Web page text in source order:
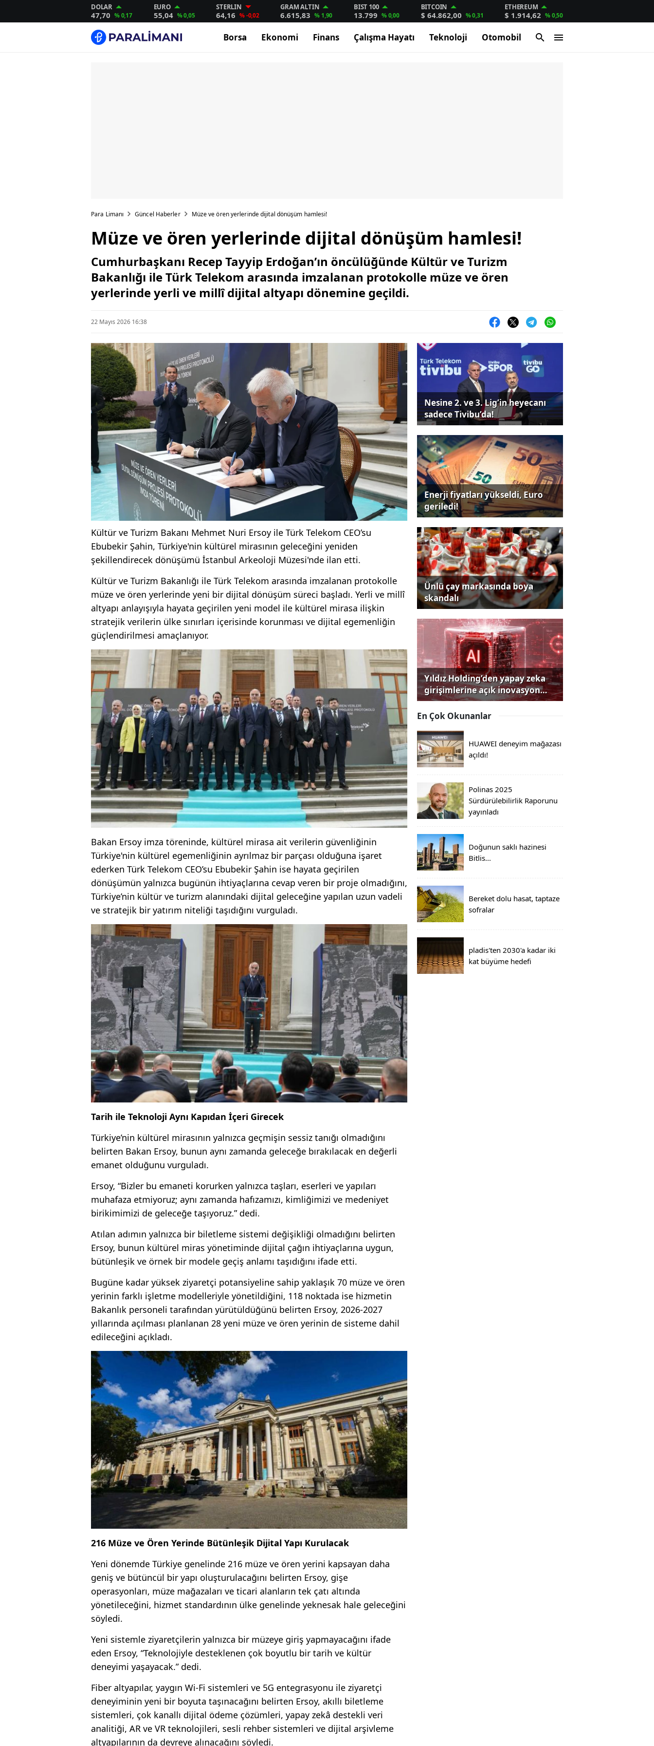
DOLAR
47,70 % 0,17
EURO
55,04 % 0,05
STERLIN
64,16 % -0,02
GRAM ALTIN
6.615,83 % 1,90
BIST 100
13.799 % 0,00
BITCOIN
$ 64.862,00 % 0,31
ETHEREUM
$ 1.914,62 % 0,50
Borsa Ekonomi Finans Çalışma Hayatı Teknoloji Otomobil
Para Limanı Güncel Haberler Müze ve ören yerlerinde dijital dönüşüm hamlesi!
Müze ve ören yerlerinde dijital dönüşüm hamlesi!
Cumhurbaşkanı Recep Tayyip Erdoğan’ın öncülüğünde Kültür ve Turizm
Bakanlığı ile Türk Telekom arasında imzalanan protokolle müze ve ören
yerlerinde yerli ve millî dijital altyapı dönemine geçildi.
22 Mayıs 2026 16:38
Kültür ve Turizm Bakanı Mehmet Nuri Ersoy ile Türk Telekom CEO’su
Ebubekir Şahin, Türkiye'nin kültürel mirasının geleceğini yeniden
şekillendirecek dönüşümü İstanbul Arkeoloji Müzesi'nde ilan etti.
Kültür ve Turizm Bakanlığı ile Türk Telekom arasında imzalanan protokolle
müze ve ören yerlerinde yeni bir dijital dönüşüm süreci başladı. Yerli ve millî
altyapı anlayışıyla hayata geçirilen yeni model ile kültürel mirasa ilişkin
stratejik verilerin ülke sınırları içerisinde korunması ve dijital egemenliğin
güçlendirilmesi amaçlanıyor.
Bakan Ersoy imza töreninde, kültürel mirasa ait verilerin güvenliğinin
Türkiye'nin kültürel egemenliğinin ayrılmaz bir parçası olduğuna işaret
ederken Türk Telekom CEO’su Ebubekir Şahin ise hayata geçirilen
dönüşümün yalnızca bugünün ihtiyaçlarına cevap veren bir proje olmadığını,
Türkiye’nin kültür ve turizm alanındaki dijital geleceğine yapılan uzun vadeli
ve stratejik bir yatırım niteliği taşıdığını vurguladı.
Tarih ile Teknoloji Aynı Kapıdan İçeri Girecek
Türkiye’nin kültürel mirasının yalnızca geçmişin sessiz tanığı olmadığını
belirten Bakan Ersoy, bunun aynı zamanda geleceğe bırakılacak en değerli
emanet olduğunu vurguladı.
Ersoy, “Bizler bu emaneti korurken yalnızca taşları, eserleri ve yapıları
muhafaza etmiyoruz; aynı zamanda hafızamızı, kimliğimizi ve medeniyet
birikimimizi de geleceğe taşıyoruz.” dedi.
Atılan adımın yalnızca bir biletleme sistemi değişikliği olmadığını belirten
Ersoy, bunun kültürel miras yönetiminde dijital çağın ihtiyaçlarına uygun,
bütünleşik ve örnek bir modele geçiş anlamı taşıdığını ifade etti.
Bugüne kadar yüksek ziyaretçi potansiyeline sahip yaklaşık 70 müze ve ören
yerinin farklı işletme modelleriyle yönetildiğini, 118 noktada ise hizmetin
Bakanlık personeli tarafından yürütüldüğünü belirten Ersoy, 2026-2027
yıllarında açılması planlanan 28 yeni müze ve ören yerinin de sisteme dahil
edileceğini açıkladı.
216 Müze ve Ören Yerinde Bütünleşik Dijital Yapı Kurulacak
Yeni dönemde Türkiye genelinde 216 müze ve ören yerini kapsayan daha
geniş ve bütüncül bir yapı oluşturulacağını belirten Ersoy, gişe
operasyonları, müze mağazaları ve ticari alanların tek çatı altında
yönetileceğini, hizmet standardının ülke genelinde yeknesak hale geleceğini
söyledi.
Yeni sistemle ziyaretçilerin yalnızca bir müzeye giriş yapmayacağını ifade
eden Ersoy, “Teknolojiyle desteklenen çok boyutlu bir tarih ve kültür
deneyimi yaşayacak.” dedi.
Fiber altyapılar, yaygın Wi-Fi sistemleri ve 5G entegrasyonu ile ziyaretçi
deneyiminin yeni bir boyuta taşınacağını belirten Ersoy, akıllı biletleme
sistemleri, çok kanallı dijital ödeme çözümleri, yapay zekâ destekli veri
analitiği, AR ve VR teknolojileri, sesli rehber sistemleri ve dijital arşivleme
altyapılarının da devreye alınacağını söyledi.
Nesine 2. ve 3. Lig’in heyecanı
sadece Tivibu’da!
Enerji fiyatları yükseldi, Euro
geriledi!
Ünlü çay markasında boya
skandalı
Yıldız Holding’den yapay zeka
girişimlerine açık inovasyon
çağrısı
En Çok Okunanlar
HUAWEI deneyim mağazası
açıldı!
Polinas 2025
Sürdürülebilirlik Raporunu
yayınladı
Doğunun saklı hazinesi
Bitlis...
Bereket dolu hasat, taptaze
sofralar
pladis'ten 2030'a kadar iki
kat büyüme hedefi